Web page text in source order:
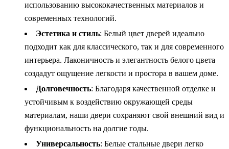
использованию высококачественных материалов и
современных технологий.
Эстетика и стиль: Белый цвет дверей идеально
подходит как для классического, так и для современного
интерьера. Лаконичность и элегантность белого цвета
создадут ощущение легкости и простора в вашем доме.
Долговечность: Благодаря качественной отделке и
устойчивым к воздействию окружающей среды
материалам, наши двери сохраняют свой внешний вид и
функциональность на долгие годы.
Универсальность: Белые стальные двери легко